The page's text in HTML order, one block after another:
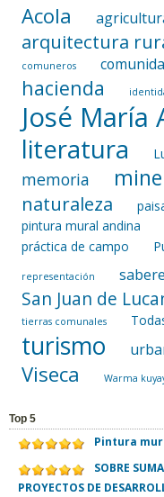
Acola
arquitectura
comuneros
hacienda
José María
literatura
memoria
naturaleza
pintura mural andina
práctica de campo
representación
San Juan de
tierras comunales
turismo
Viseca Warma
Top 5
Pintura
SOBRE
PROYECTOS DE